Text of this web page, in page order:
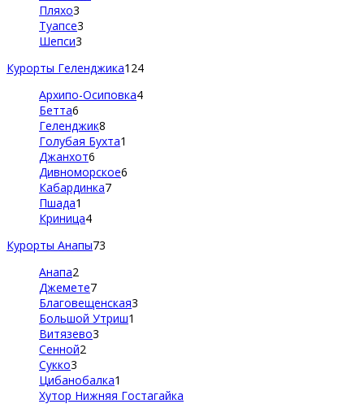
Пляхо3
Туапсе3
Шепси3
Курорты Геленджика124
Архипо-Осиповка4
Бетта6
Геленджик8
Голубая Бухта1
Джанхот6
Дивноморское6
Кабардинка7
Пшада1
Криница4
Курорты Анапы73
Анапа2
Джемете7
Благовещенская3
Большой Утриш1
Витязево3
Сенной2
Сукко3
Цибанобалка1
Хутор Нижняя Гостагайка